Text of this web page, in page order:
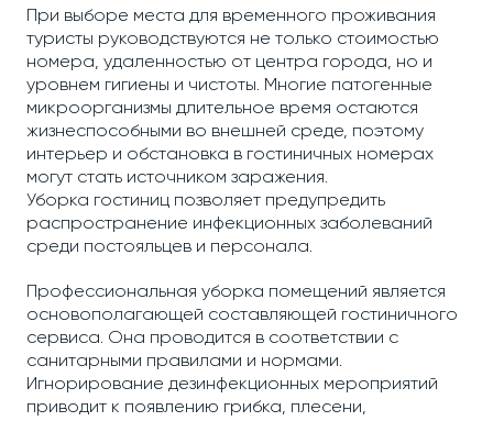
При выборе места для временного проживания
туристы руководствуются не только стоимостью
номера, удаленностью от центра города, но и
уровнем гигиены и чистоты. Многие патогенные
микроорганизмы длительное время остаются
жизнеспособными во внешней среде, поэтому
интерьер и обстановка в гостиничных номерах
могут стать источником заражения.
Уборка гостиниц позволяет предупредить
распространение инфекционных заболеваний
среди постояльцев и персонала.
Профессиональная уборка помещений является
основополагающей составляющей гостиничного
сервиса. Она проводится в соответствии с
санитарными правилами и нормами.
Игнорирование дезинфекционных мероприятий
приводит к появлению грибка, плесени,